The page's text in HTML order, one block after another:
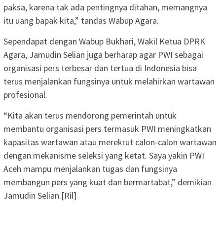
paksa, karena tak ada pentingnya ditahan, memangnya
itu uang bapak kita,” tandas Wabup Agara.
Sependapat dengan Wabup Bukhari, Wakil Ketua DPRK
Agara, Jamudin Selian juga berharap agar PWI sebagai
organisasi pers terbesar dan tertua di Indonesia bisa
terus menjalankan fungsinya untuk melahirkan wartawan
profesional.
“Kita akan terus mendorong pemerintah untuk
membantu organisasi pers termasuk PWI meningkatkan
kapasitas wartawan atau merekrut calon-calon wartawan
dengan mekanisme seleksi yang ketat. Saya yakin PWI
Aceh mampu menjalankan tugas dan fungsinya
membangun pers yang kuat dan bermartabat,” demikian
Jamudin Selian.[Ril]